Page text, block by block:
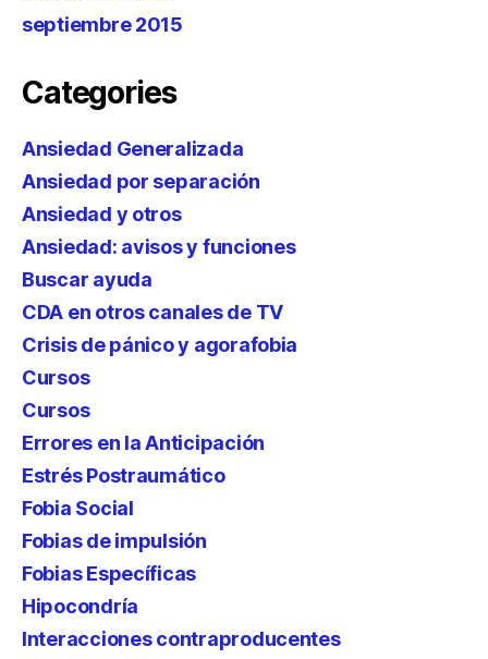
septiembre 2015
Categories
Ansiedad Generalizada
Ansiedad por separación
Ansiedad y otros
Ansiedad: avisos y funciones
Buscar ayuda
CDA en otros canales de TV
Crisis de pánico y agorafobia
Cursos
Cursos
Errores en la Anticipación
Estrés Postraumático
Fobia Social
Fobias de impulsión
Fobias Específicas
Hipocondría
Interacciones contraproducentes